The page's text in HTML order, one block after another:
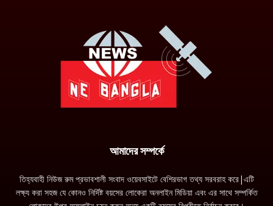
আমাদের সম্পর্কে
তিহ্যবাহী নিউজ রুম প্রভাবশালী সংবাদ ওয়েবসাইটে বেশিরভাগ তথ্য সরবরাহ করে|এটি
লক্ষ্য করা সহজ যে কোনও নির্দিষ্ট বয়সের লোকেরা অনলাইন মিডিয়া এবং এর সাথে সম্পর্কিত